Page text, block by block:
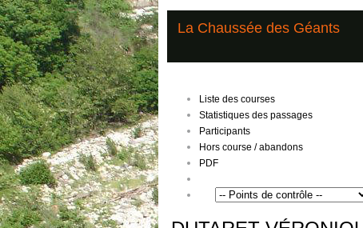
La Chaussée des Géants
Liste des courses
Statistiques des passages
Participants
Hors course / abandons
PDF